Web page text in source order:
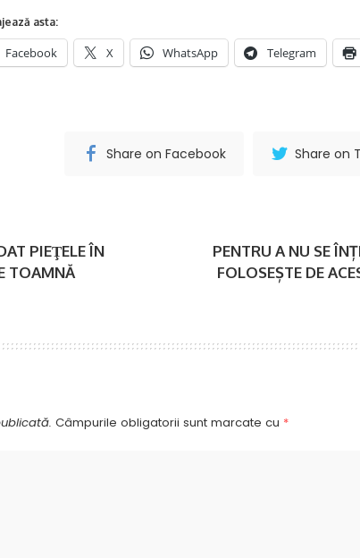
asta:
Facebook X WhatsApp Telegram
Share on Facebook Share on
PIEŢELE ÎN
TOAMNĂ
PENTRU A NU SE
FOLOSEȘTE DE
Câmpurile obligatorii sunt marcate cu *